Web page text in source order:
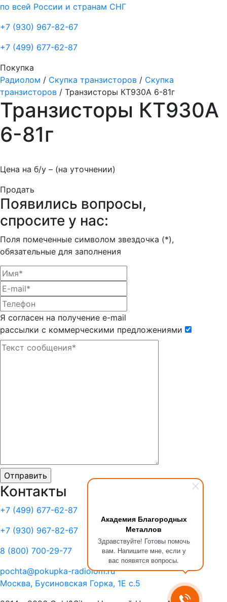
Академия Благородных
Металлов
Здравствуйте! Готовы помочь
вам. Напишите мне, если у
вас появятся вопросы.
по всей России и странам СНГ
+7 (930) 967-82-67
+7 (499) 677-62-87
Покупка
Радиолом / Скупка транзисторов / Скупка
транзисторов / Транзисторы КТ930А 6-81г
Транзисторы КТ930А
6-81г
Цена на б/у – (на уточнении)
Продать
Появились вопросы,
спросите у нас:
Поля помеченные символом звездочка (*),
обязательные для заполнения
Я согласен на получение e-mail
рассылки с коммерческими предложениями
Контакты
+7 (499) 677-62-87
+7 (930) 967-82-67
8 (800) 700-29-77
pochta@pokupka-radiolom.ru
Москва, Бусиновская Горка, 1Е с.5